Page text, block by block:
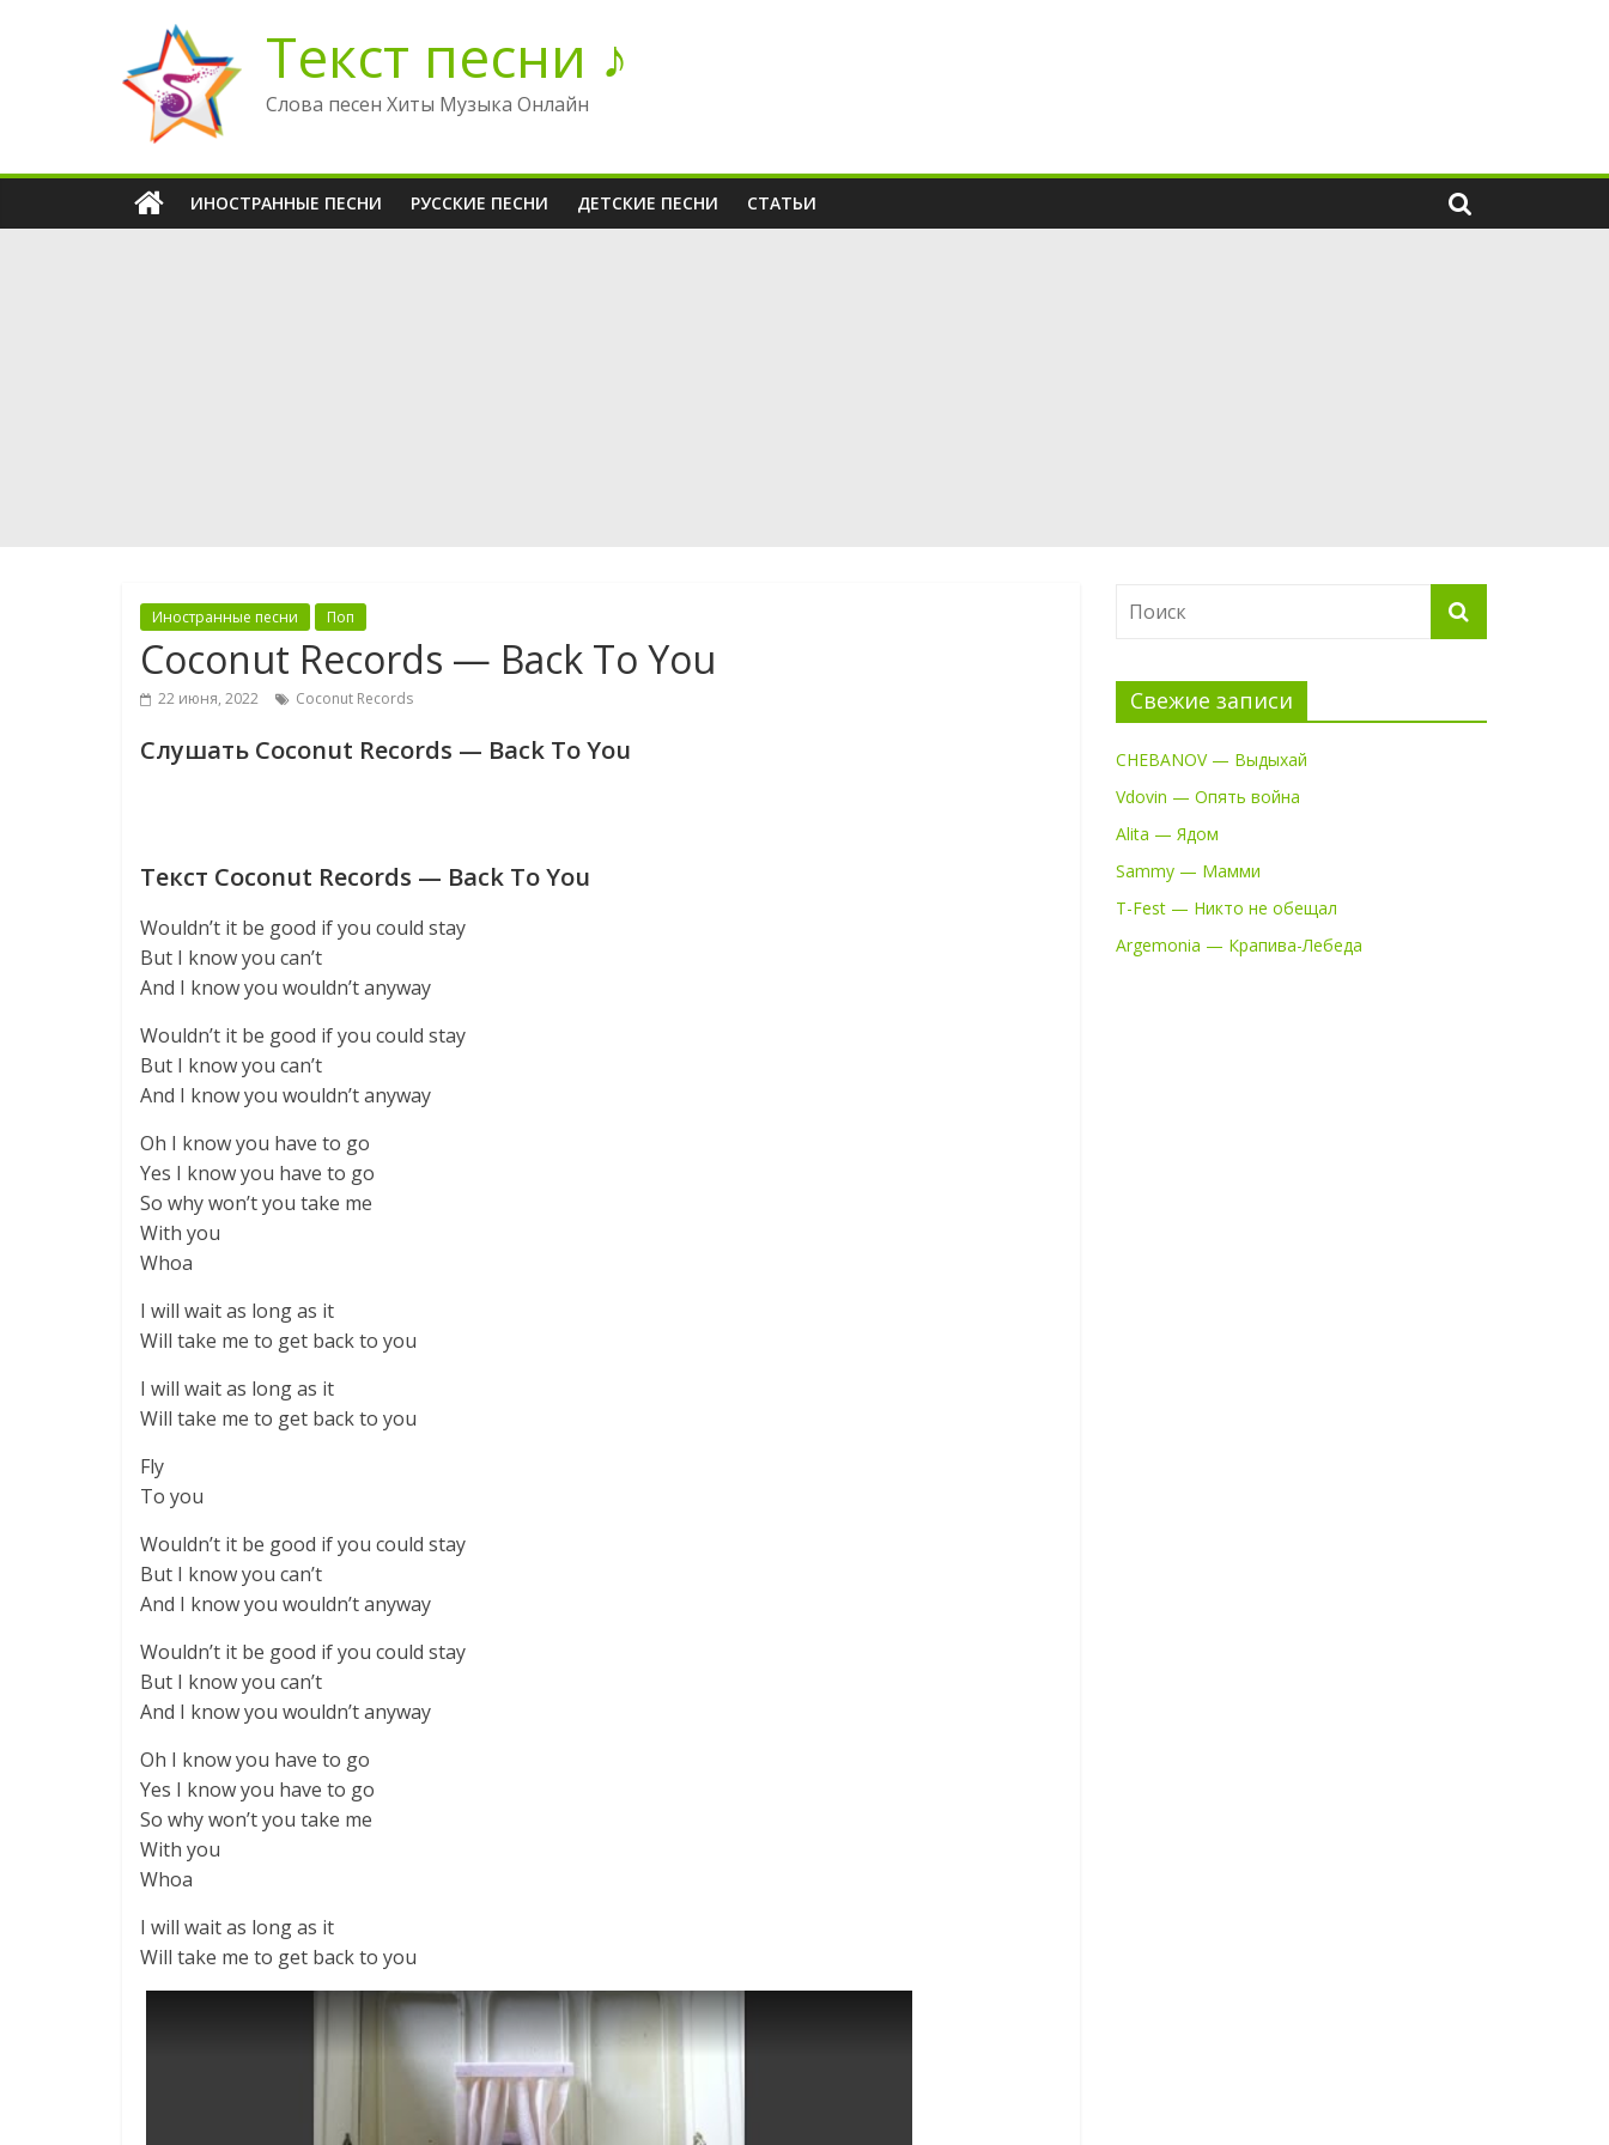
содержимому
Текст песни ♪
Слова песен Хиты Музыка Онлайн
ИНОСТРАННЫЕ ПЕСНИ РУССКИЕ ПЕСНИ ДЕТСКИЕ ПЕСНИ СТАТЬИ
Иностранные песни Поп
Coconut Records — Back To You
22 июня, 2022 Coconut Records
Слушать Coconut Records — Back To You
Текст Coconut Records — Back To You
Wouldn’t it be good if you could stay
But I know you can’t
And I know you wouldn’t anyway
Wouldn’t it be good if you could stay
But I know you can’t
And I know you wouldn’t anyway
Oh I know you have to go
Yes I know you have to go
So why won’t you take me
With you
Whoa
I will wait as long as it
Will take me to get back to you
I will wait as long as it
Will take me to get back to you
Fly
To you
Wouldn’t it be good if you could stay
But I know you can’t
And I know you wouldn’t anyway
Wouldn’t it be good if you could stay
But I know you can’t
And I know you wouldn’t anyway
Oh I know you have to go
Yes I know you have to go
So why won’t you take me
With you
Whoa
I will wait as long as it
Will take me to get back to you
Свежие записи
CHEBANOV — Выдыхай
Vdovin — Опять война
Alita — Ядом
Sammy — Мамми
T-Fest — Никто не обещал
Argemonia — Крапива-Лебеда